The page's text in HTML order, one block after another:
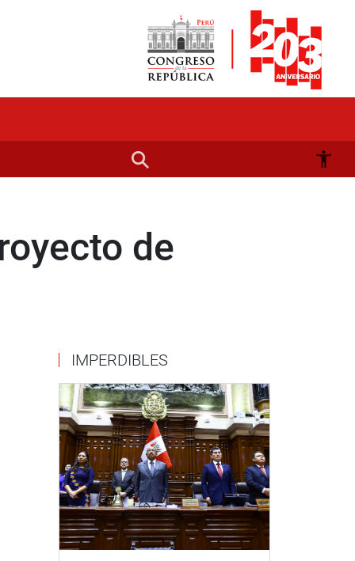
de
IMPERDIBLES